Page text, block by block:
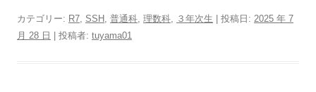
カテゴリー: R7, SSH , 普通科, 理数科, ３年次生 | 投稿日: 2025 年 7
月 28 日
投稿者: tuyama01